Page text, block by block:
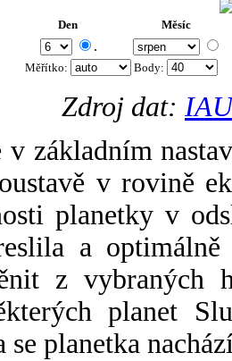
Den Měsíc
.
Měřítko: Body:
Zdroj dat:
základním
v rovině
planetky v
a
z vybraných
planet
se planetka